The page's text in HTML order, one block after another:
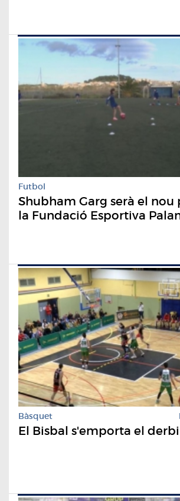
Futbol
Shubham Garg serà el nou
la Fundació Esportiva
Bàsquet
El Bisbal s'emporta el